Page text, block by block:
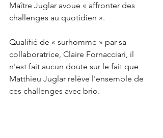
Maître Juglar avoue « affronter des
challenges au quotidien ».
Qualifié de « surhomme » par sa
collaboratrice, Claire Fornacciari, il
n'est fait aucun doute sur le fait que
Matthieu Juglar relève l'ensemble de
ces challenges avec brio.